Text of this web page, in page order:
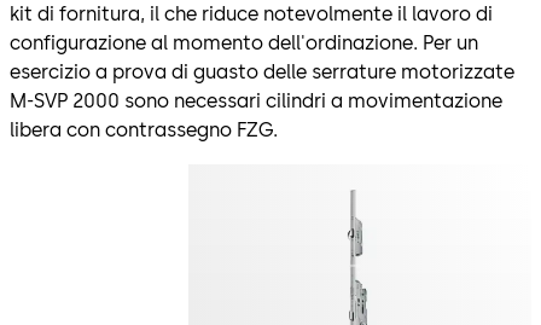
kit di fornitura, il che riduce notevolmente il lavoro di
configurazione al momento dell'ordinazione. Per un
esercizio a prova di guasto delle serrature motorizzate
M-SVP 2000 sono necessari cilindri a movimentazione
libera con contrassegno FZG.